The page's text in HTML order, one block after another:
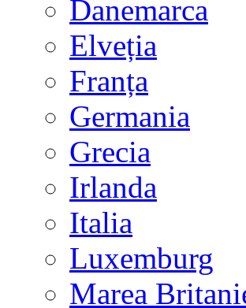
Danemarca
Elveția
Franța
Germania
Grecia
Irlanda
Italia
Luxemburg
Marea